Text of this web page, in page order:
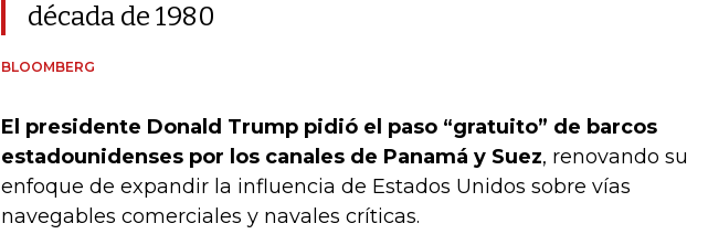
década de 1980
BLOOMBERG
El presidente Donald Trump pidió el paso “gratuito” de barcos
estadounidenses por los canales de Panamá y Suez, renovando su
enfoque de expandir la influencia de Estados Unidos sobre vías
navegables comerciales y navales críticas.